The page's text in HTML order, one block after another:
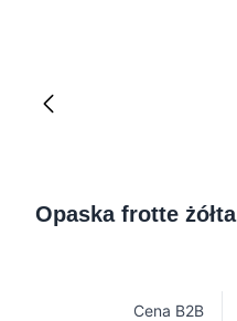
Opaska frotte żółta
Cena B2B